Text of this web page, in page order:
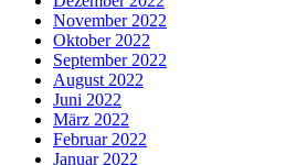
November 2022
Oktober 2022
September 2022
August 2022
Juni 2022
März 2022
Februar 2022
Januar 2022